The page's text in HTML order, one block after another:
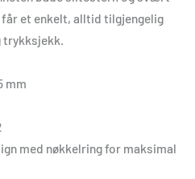
et enkelt, alltid tilgjengelig
trykksjekk.
mm
med nøkkelring for maksimal